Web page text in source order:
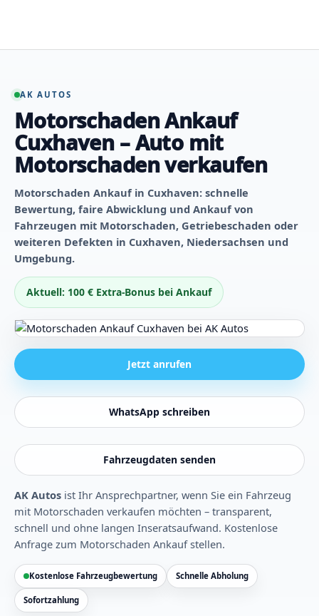
springen
AK AUTOS
Motorschaden Ankauf
Cuxhaven – Auto mit
Motorschaden verkaufen
Motorschaden Ankauf in Cuxhaven: schnelle
Bewertung, faire Abwicklung und Ankauf von
Fahrzeugen mit Motorschaden, Getriebeschaden oder
weiteren Defekten in Cuxhaven, Niedersachsen und
Umgebung.
Aktuell: 100 € Extra-Bonus bei Ankauf
Jetzt anrufen
WhatsApp schreiben
Fahrzeugdaten senden
AK Autos ist Ihr Ansprechpartner, wenn Sie ein Fahrzeug
mit Motorschaden verkaufen möchten – transparent,
schnell und ohne langen Inseratsaufwand. Kostenlose
Anfrage zum Motorschaden Ankauf stellen.
Kostenlose Fahrzeugbewertung Schnelle Abholung
Sofortzahlung